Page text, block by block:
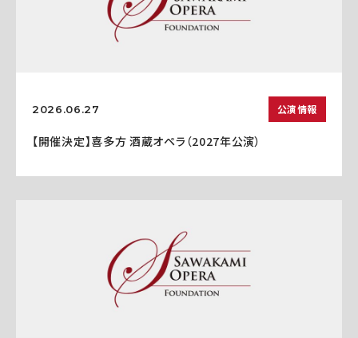
2026.06.27 公演情報
【開催決定】喜多方 酒蔵オペラ（2027年公演）